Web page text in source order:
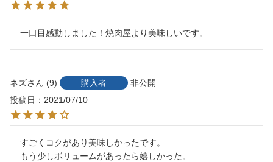
一口目感動しました！焼肉屋より美味しいです。
ネズ 9 購入者
非公開
投稿日
2021/07/10
すごくコクがあり美味しかったです。
もう少しボリュームがあったら嬉しかった。